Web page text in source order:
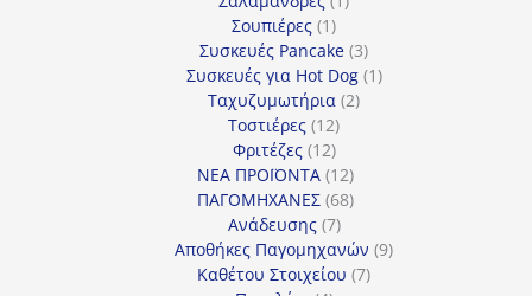
Σουπιέρες 11
προϊόν
Συσκευές Pancake 33
προϊόντα
Συσκευές για Hot Dog 11
Ταχυζυμωτήρια 22
Τοστιέρες 1212
προϊόντα
Φριτέζες 1212
προϊόντα
ΝΕΑ ΠΡΟΪΟΝΤΑ 1212
προϊόντα
ΠΑΓΟΜΗΧΑΝΕΣ 6868
Ανάδευσης 77
προϊόντα
Αποθήκες Παγομηχανών 99
Καθέτου Στοιχείου 77